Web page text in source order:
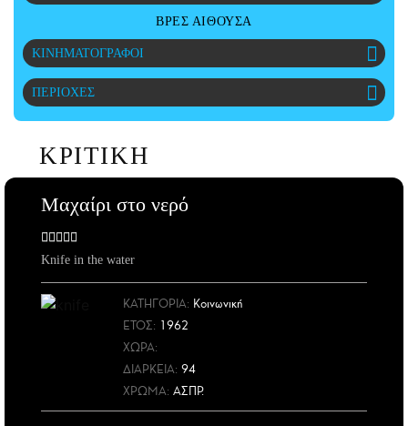
ΑΜΠΑ
PRINT
ΒΡΕΣ ΑΙΘΟΥΣΑ
ΚΙΝΗΜΑΤΟΓΡΑΦΟΙ
ΠΕΡΙΟΧΕΣ
ΚΡΙΤΙΚΗ
Μαχαίρι στο νερό
Knife in the water
ΚΑΤΗΓΟΡΙΑ: Κοινωνική
ΕΤΟΣ: 1962
ΧΩΡΑ:
ΔΙΑΡΚΕΙΑ: 94
ΧΡΩΜΑ: ΑΣΠΡ.